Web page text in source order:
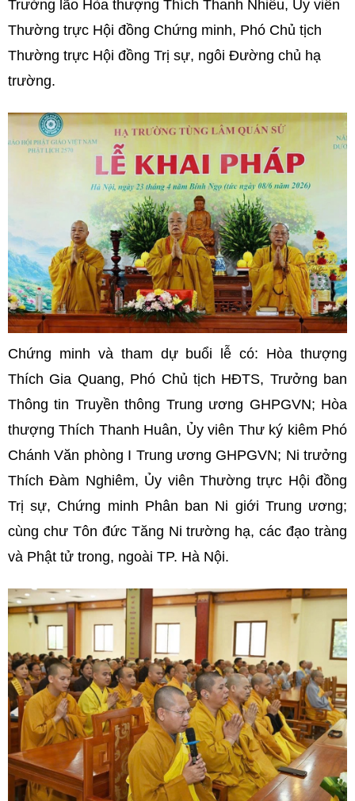
Trưởng lão Hòa thượng Thích Thanh Nhiễu, Ủy viên
Thường trực Hội đồng Chứng minh, Phó Chủ tịch
Thường trực Hội đồng Trị sự, ngôi Đường chủ hạ
trường.
Chứng minh và tham dự buổi lễ có: Hòa thượng
Thích Gia Quang, Phó Chủ tịch HĐTS, Trưởng ban
Thông tin Truyền thông Trung ương GHPGVN; Hòa
thượng Thích Thanh Huân, Ủy viên Thư ký kiêm Phó
Chánh Văn phòng I Trung ương GHPGVN; Ni trưởng
Thích Đàm Nghiêm, Ủy viên Thường trực Hội đồng
Trị sự, Chứng minh Phân ban Ni giới Trung ương;
cùng chư Tôn đức Tăng Ni trường hạ, các đạo tràng
và Phật tử trong, ngoài TP. Hà Nội.